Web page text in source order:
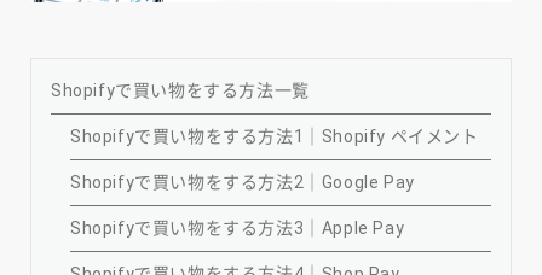
Shopifyで買い物をする方法一覧
Shopifyで買い物をする方法1｜Shopify ペイメント
Shopifyで買い物をする方法2｜Google Pay
Shopifyで買い物をする方法3｜Apple Pay